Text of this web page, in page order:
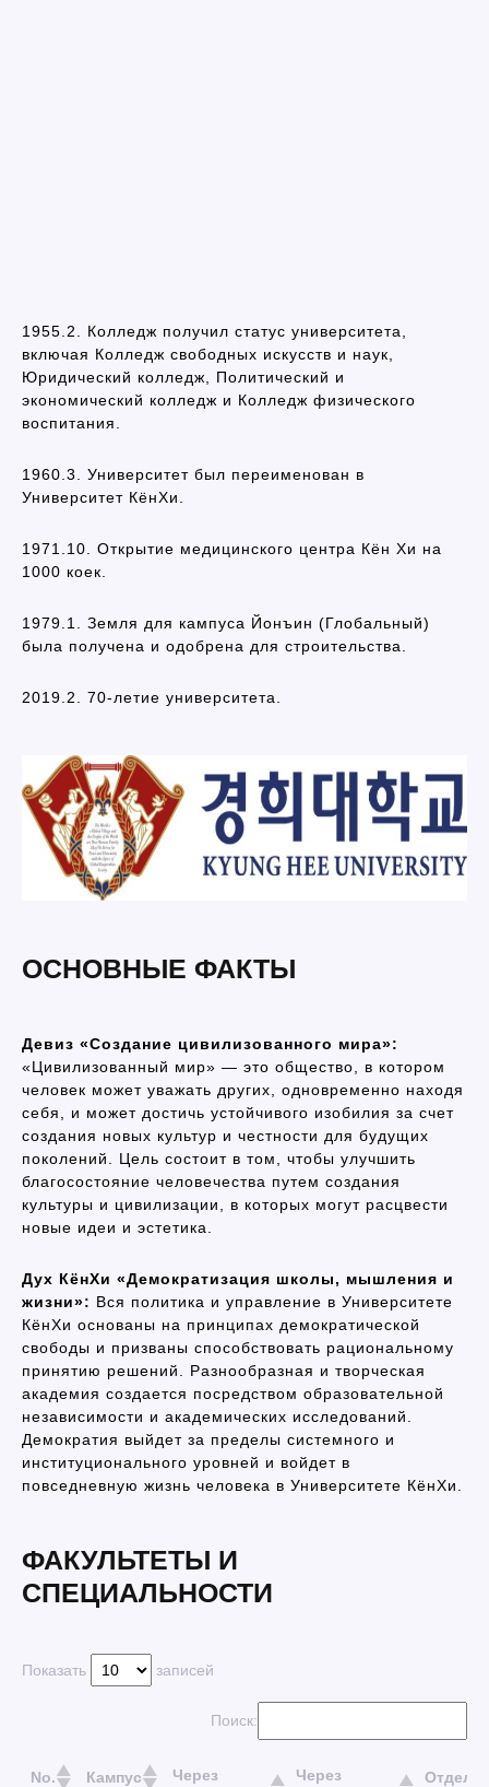
1955.2. Колледж получил статус университета,
включая Колледж свободных искусств и наук,
Юридический колледж, Политический и
экономический колледж и Колледж физического
воспитания.
1960.3. Университет был переименован в
Университет КёнХи.
1971.10. Открытие медицинского центра Кён Хи на
1000 коек.
1979.1. Земля для кампуса Йонъин (Глобальный)
была получена и одобрена для строительства.
2019.2. 70-летие университета.
ОСНОВНЫЕ ФАКТЫ
Девиз «Создание цивилизованного мира»:
«Цивилизованный мир» — это общество, в котором
человек может уважать других, одновременно находя
себя, и может достичь устойчивого изобилия за счет
создания новых культур и честности для будущих
поколений. Цель состоит в том, чтобы улучшить
благосостояние человечества путем создания
культуры и цивилизации, в которых могут расцвести
новые идеи и эстетика.
Дух КёнХи «Демократизация школы, мышления и
жизни»: Вся политика и управление в Университете
КёнХи основаны на принципах демократической
свободы и призваны способствовать рациональному
принятию решений. Разнообразная и творческая
академия создается посредством образовательной
независимости и академических исследований.
Демократия выйдет за пределы системного и
институционального уровней и войдет в
повседневную жизнь человека в Университете КёнХи.
ФАКУЛЬТЕТЫ И
СПЕЦИАЛЬНОСТИ
Показать записей
Поиск:
No. Кампус
Через
Через